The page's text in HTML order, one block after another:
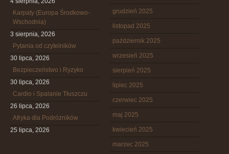
Karpaty (Europa Środkowo-
Wschodnia)
3 sierpnia, 2026
Pytania od czytelników
30 lipca, 2026
Bezpieczeństwo i Ryzyko
30 lipca, 2026
Cardio i Spalanie Tłuszczu
26 lipca, 2026
Afryka dla Podróżników
25 lipca, 2026
grudzień 2025
listopad 2025
październik 2025
wrzesień 2025
sierpień 2025
lipiec 2025
czerwiec 2025
maj 2025
kwiecień 2025
marzec 2025